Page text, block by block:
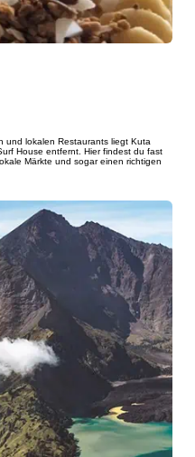
und lokalen Restaurants liegt Kuta
House entfernt. Hier findest du fast
Märkte und sogar einen richtigen